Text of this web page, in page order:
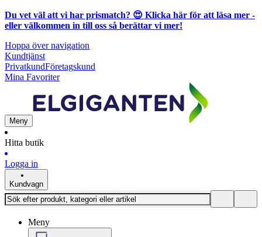
Du vet väl att vi har prismatch? 😍 Klicka här för att läsa mer -
eller välkommen in till oss så berättar vi mer!
Hoppa över navigation
Kundtjänst
PrivatkundFöretagskund
Mina Favoriter
Meny
Hitta butik
Logga in
Kundvagn
Meny